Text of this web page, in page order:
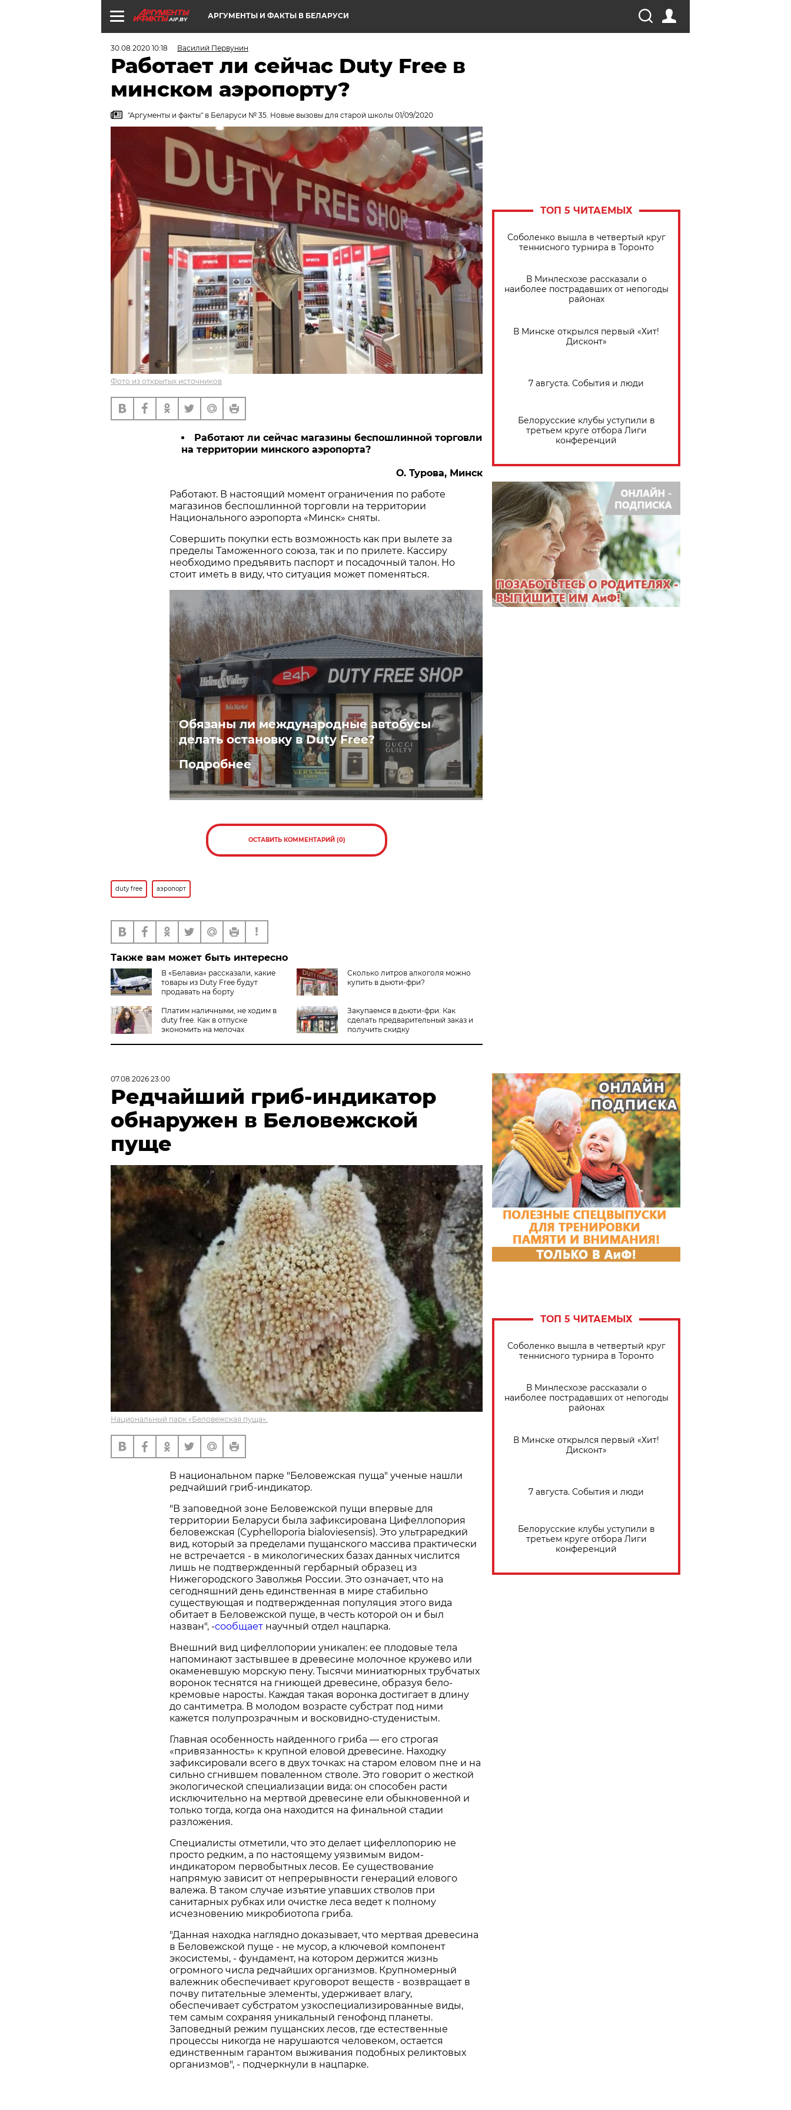
AIF.BY АРГУМЕНТЫ И ФАКТЫ В БЕЛАРУСИ
30.08.2020 10:18 Василий Первунин
Работает ли сейчас Duty Free в
минском аэропорту?
"Аргументы и факты" в Беларуси № 35. Новые вызовы для старой школы 01/09/2020
Фото из открытых источников
Работают ли сейчас магазины беспошлинной торговли
на территории минского аэропорта?
О. Турова, Минск
Работают. В настоящий момент ограничения по работе
магазинов беспошлинной торговли на территории
Национального аэропорта «Минск» сняты.
Совершить покупки есть возможность как при вылете за
пределы Таможенного союза, так и по прилете. Кассиру
необходимо предъявить паспорт и посадочный талон. Но
стоит иметь в виду, что ситуация может поменяться.
Обязаны ли международные автобусы
делать остановку в Duty Free?
Подробнее
ОСТАВИТЬ КОММЕНТАРИЙ (0)
duty free аэропорт
Также вам может быть интересно
В «Белавиа» рассказали, какие
товары из Duty Free будут
продавать на борту
Сколько литров алкоголя можно
купить в дьюти-фри?
Платим наличными, не ходим в
duty free. Как в отпуске
экономить на мелочах
Закупаемся в дьюти-фри. Как
сделать предварительный заказ и
получить скидку
ТОП 5 ЧИТАЕМЫХ
Соболенко вышла в четвертый круг
теннисного турнира в Торонто
В Минлесхозе рассказали о
наиболее пострадавших от непогоды
районах
В Минске открылся первый «Хит!
Дисконт»
7 августа. События и люди
Белорусские клубы уступили в
третьем круге отбора Лиги
конференций
07.08.2026 23:00
Редчайший гриб-индикатор
обнаружен в Беловежской
пуще
Национальный парк «Беловежская пуща».
В национальном парке "Беловежская пуща" ученые нашли
редчайший гриб-индикатор.
"В заповедной зоне Беловежской пущи впервые для
территории Беларуси была зафиксирована Цифеллопория
беловежская (Cyphelloporia bialoviesensis). Это ультраредкий
вид, который за пределами пущанского массива практически
не встречается - в микологических базах данных числится
лишь не подтвержденный гербарный образец из
Нижегородского Заволжья России. Это означает, что на
сегодняшний день единственная в мире стабильно
существующая и подтвержденная популяция этого вида
обитает в Беловежской пуще, в честь которой он и был
назван", -сообщает научный отдел нацпарка.
Внешний вид цифеллопории уникален: ее плодовые тела
напоминают застывшее в древесине молочное кружево или
окаменевшую морскую пену. Тысячи миниатюрных трубчатых
воронок теснятся на гниющей древесине, образуя бело-
кремовые наросты. Каждая такая воронка достигает в длину
до сантиметра. В молодом возрасте субстрат под ними
кажется полупрозрачным и восковидно-студенистым.
Главная особенность найденного гриба — его строгая
«привязанность» к крупной еловой древесине. Находку
зафиксировали всего в двух точках: на старом еловом пне и на
сильно сгнившем поваленном стволе. Это говорит о жесткой
экологической специализации вида: он способен расти
исключительно на мертвой древесине ели обыкновенной и
только тогда, когда она находится на финальной стадии
разложения.
Специалисты отметили, что это делает цифеллопорию не
просто редким, а по настоящему уязвимым видом-
индикатором первобытных лесов. Ее существование
напрямую зависит от непрерывности генераций елового
валежа. В таком случае изъятие упавших стволов при
санитарных рубках или очистке леса ведет к полному
исчезновению микробиотопа гриба.
"Данная находка наглядно доказывает, что мертвая древесина
в Беловежской пуще - не мусор, а ключевой компонент
экосистемы, - фундамент, на котором держится жизнь
огромного числа редчайших организмов. Крупномерный
валежник обеспечивает круговорот веществ - возвращает в
почву питательные элементы, удерживает влагу,
обеспечивает субстратом узкоспециализированные виды,
тем самым сохраняя уникальный генофонд планеты.
Заповедный режим пущанских лесов, где естественные
процессы никогда не нарушаются человеком, остается
единственным гарантом выживания подобных реликтовых
организмов", - подчеркнули в нацпарке.
ТОП 5 ЧИТАЕМЫХ
Соболенко вышла в четвертый круг
теннисного турнира в Торонто
В Минлесхозе рассказали о
наиболее пострадавших от непогоды
районах
В Минске открылся первый «Хит!
Дисконт»
7 августа. События и люди
Белорусские клубы уступили в
третьем круге отбора Лиги
конференций